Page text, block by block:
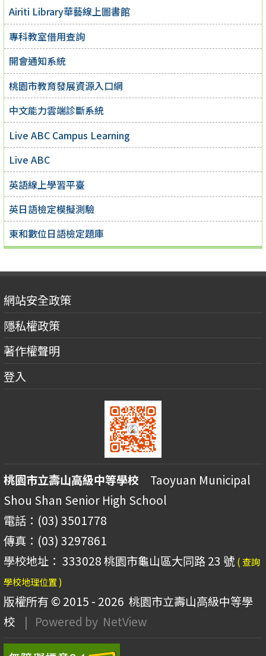
Airiti Library華藝線上圖書館
專科教室借用查詢
開會通知系統
桃園市教育發展資源入口網
中文能力雲端診斷系統
Live ABC Campus Learning
Live ABC
英語線上學習平臺
英日語檢定模擬測驗
東和數位日語檢定題庫
網站安全政策
隱私權政策
著作權聲明
登入
桃園市立壽山高級中等學校 Taoyuan Municipal
Shou Shan Senior High School
電話：(03) 3501778
傳真：(03) 3297861
學校地址： 333028 桃園市龜山區大同路 23 號 ( 查詢
學校地理位置 )
版權所有 © 2015 - 2026 桃園市立壽山高級中等學
校
| Powered by NetView